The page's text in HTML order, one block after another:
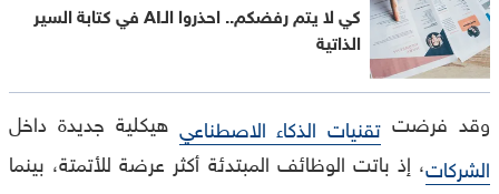
كي لا يتم رفضكم.. احذروا الـAI في كتابة السير
الذاتية
وقد فرضت تقنيات الذكاء الاصطناعي هيكلية جديدة داخل
الشركات، إذ باتت الوظائف المبتدئة أكثر عرضة للأتمتة، بينما